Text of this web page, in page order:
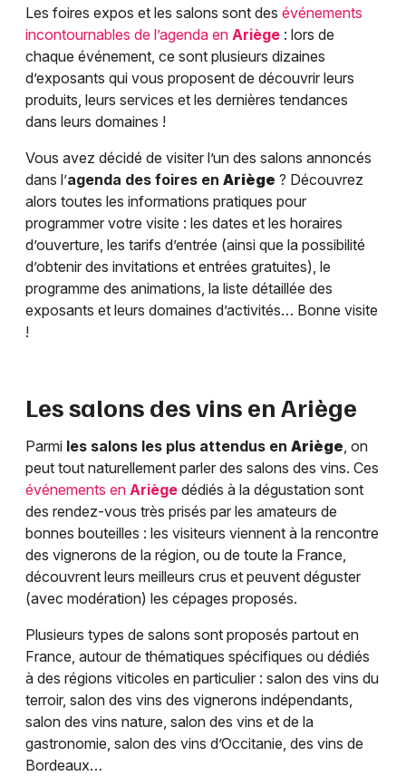
Les foires expos et les salons sont des événements
incontournables de l’agenda en Ariège : lors de
chaque événement, ce sont plusieurs dizaines
d’exposants qui vous proposent de découvrir leurs
produits, leurs services et les dernières tendances
dans leurs domaines !
Vous avez décidé de visiter l’un des salons annoncés
dans l’agenda des foires en Ariège ? Découvrez
alors toutes les informations pratiques pour
programmer votre visite : les dates et les horaires
d’ouverture, les tarifs d’entrée (ainsi que la possibilité
d’obtenir des invitations et entrées gratuites), le
programme des animations, la liste détaillée des
exposants et leurs domaines d’activités… Bonne visite
!
Les salons des vins en Ariège
Parmi les salons les plus attendus en Ariège, on
peut tout naturellement parler des salons des vins. Ces
événements en Ariège dédiés à la dégustation sont
des rendez-vous très prisés par les amateurs de
bonnes bouteilles : les visiteurs viennent à la rencontre
des vignerons de la région, ou de toute la France,
découvrent leurs meilleurs crus et peuvent déguster
(avec modération) les cépages proposés.
Plusieurs types de salons sont proposés partout en
France, autour de thématiques spécifiques ou dédiés
à des régions viticoles en particulier : salon des vins du
terroir, salon des vins des vignerons indépendants,
salon des vins nature, salon des vins et de la
gastronomie, salon des vins d’Occitanie, des vins de
Bordeaux…